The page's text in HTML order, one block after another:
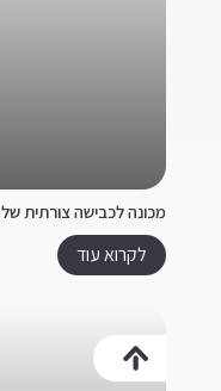
מכונה לכבישה צורתית
לקרוא עוד